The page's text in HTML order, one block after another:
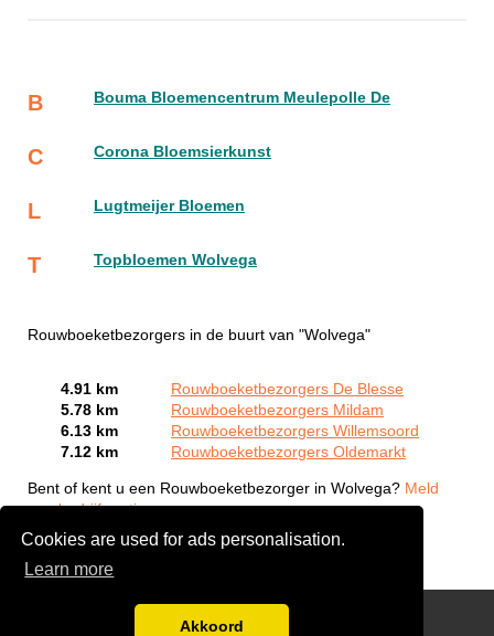
Cookies are used for ads personalisation.
Learn more
Akkoord
B Bouma Bloemencentrum Meulepolle De
C Corona Bloemsierkunst
L Lugtmeijer Bloemen
T Topbloemen Wolvega
Rouwboeketbezorgers in de buurt van "Wolvega"
4.91 km
Rouwboeketbezorgers De Blesse
5.78 km
Rouwboeketbezorgers Mildam
6.13 km
Rouwboeketbezorgers Willemsoord
7.12 km
Rouwboeketbezorgers Oldemarkt
Bent of kent u een Rouwboeketbezorger in Wolvega? Meld
een bedrijf gratis aan